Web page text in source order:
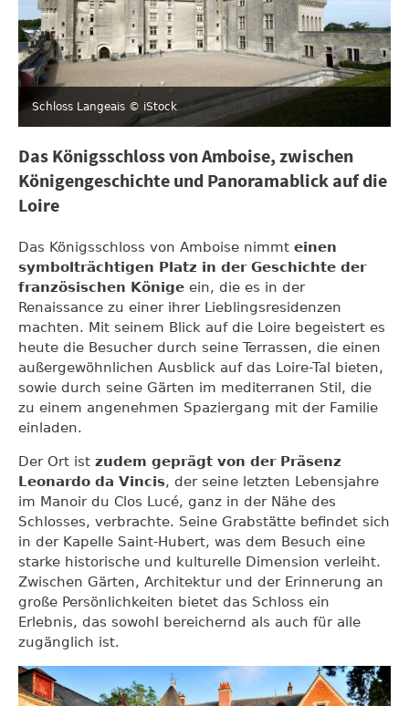
Schloss Langeais © iStock
Das Königsschloss von Amboise, zwischen
Königengeschichte und Panoramablick auf die
Loire
Das Königsschloss von Amboise nimmt einen
symbolträchtigen Platz in der Geschichte der
französischen Könige ein, die es in der
Renaissance zu einer ihrer Lieblingsresidenzen
machten. Mit seinem Blick auf die Loire begeistert es
heute die Besucher durch seine Terrassen, die einen
außergewöhnlichen Ausblick auf das Loire-Tal bieten,
sowie durch seine Gärten im mediterranen Stil, die
zu einem angenehmen Spaziergang mit der Familie
einladen.
Der Ort ist zudem geprägt von der Präsenz
Leonardo da Vincis, der seine letzten Lebensjahre
im Manoir du Clos Lucé, ganz in der Nähe des
Schlosses, verbrachte. Seine Grabstätte befindet sich
in der Kapelle Saint-Hubert, was dem Besuch eine
starke historische und kulturelle Dimension verleiht.
Zwischen Gärten, Architektur und der Erinnerung an
große Persönlichkeiten bietet das Schloss ein
Erlebnis, das sowohl bereichernd als auch für alle
zugänglich ist.